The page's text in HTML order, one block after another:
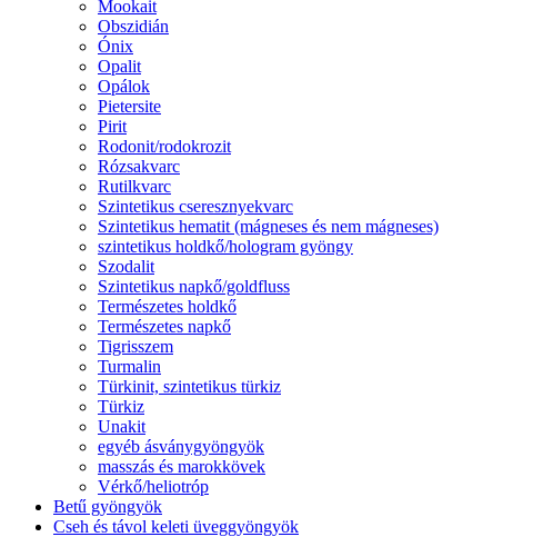
Mookait
Obszidián
Ónix
Opalit
Opálok
Pietersite
Pirit
Rodonit/rodokrozit
Rózsakvarc
Rutilkvarc
Szintetikus cseresznyekvarc
Szintetikus hematit (mágneses és nem mágneses)
szintetikus holdkő/hologram gyöngy
Szodalit
Szintetikus napkő/goldfluss
Természetes holdkő
Természetes napkő
Tigrisszem
Turmalin
Türkinit, szintetikus türkiz
Türkiz
Unakit
egyéb ásványgyöngyök
masszás és marokkövek
Vérkő/heliotróp
Betű gyöngyök
Cseh és távol keleti üveggyöngyök